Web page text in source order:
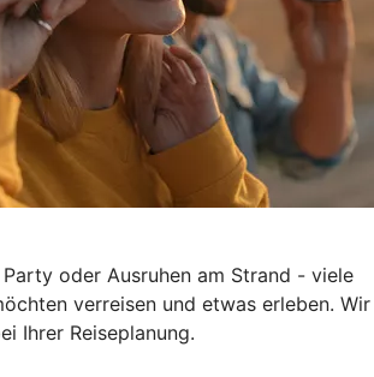
oder Ausruhen am Strand - viele
verreisen und etwas erleben. Wir
Ihrer Reiseplanung.